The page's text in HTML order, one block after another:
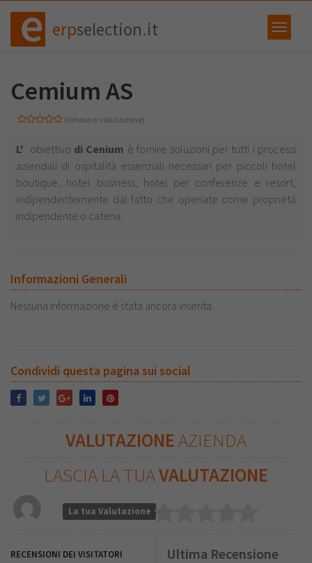
erpselection.it
Cemium AS
(nessuna valutazione)
L' obiettivo di Cenium è fornire soluzioni per tutti i processi
aziendali di ospitalità essenziali necessari per piccoli hotel
boutique, hotel business, hotel per conferenze e resort,
indipendentemente dal fatto che operiate come proprietà
indipendente o catena.
Informazioni Generali
Nessuna informazione è stata ancora inserita.
Condividi questa pagina sui social
VALUTAZIONEAZIENDA
LASCIA LA TUAVALUTAZIONE
La tua Valutazione
RECENSIONI DEI VISITATORI Ultima Recensione